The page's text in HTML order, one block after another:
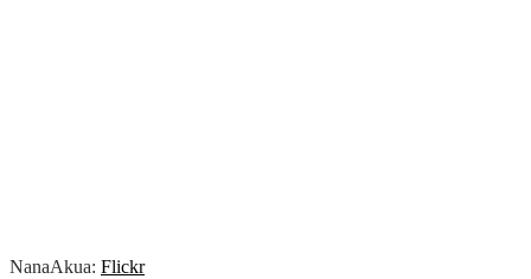
NanaAkua: Flickr